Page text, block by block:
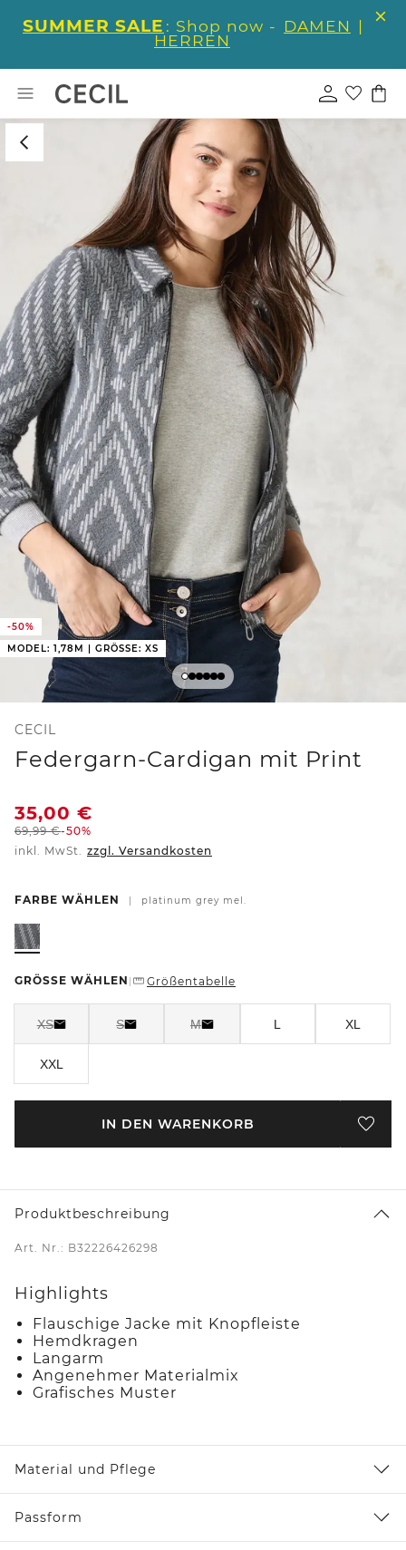
SUMMER SALE : Shop now - DAMEN |
HERREN
-50%
MODEL: 1,78M | GRÖSSE: XS
CECIL
Federgarn-Cardigan mit Print
35,00 €
69,99€-50%
inkl. MwSt. zzgl. Versandkosten
FARBE WÄHLEN | platinum grey mel.
GRÖSSE WÄHLEN | Größentabelle
XS S M L XL
XXL
IN DEN WARENKORB
Produktbeschreibung
Art. Nr.: B32226426298
Highlights
Flauschige Jacke mit Knopfleiste
Hemdkragen
Langarm
Angenehmer Materialmix
Grafisches Muster
Material und Pflege
Passform